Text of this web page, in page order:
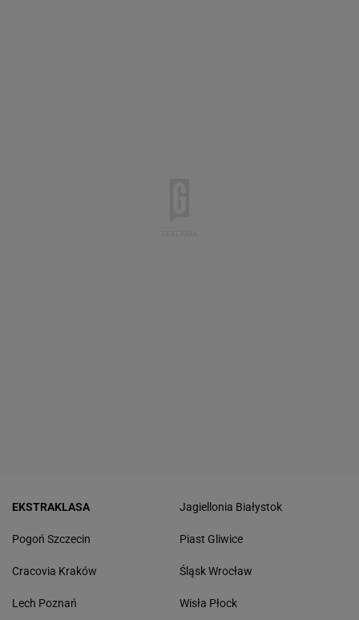
EKSTRAKLASA
Pogoń Szczecin
Cracovia Kraków
Lech Poznań
Jagiellonia Białystok
Piast Gliwice
Śląsk Wrocław
Wisła Płock